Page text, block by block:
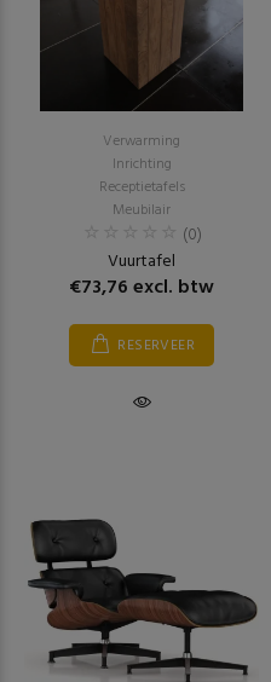
Verwarming
Inrichting
Receptietafels
Meubilair
(0)
Vuurtafel
€73,76 excl. btw
RESERVEER